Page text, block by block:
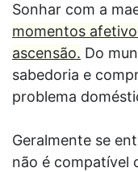
Sonhar com a
momentos
ascensão. Do
sabedoria e
problema
Geralmente se
não é compatível